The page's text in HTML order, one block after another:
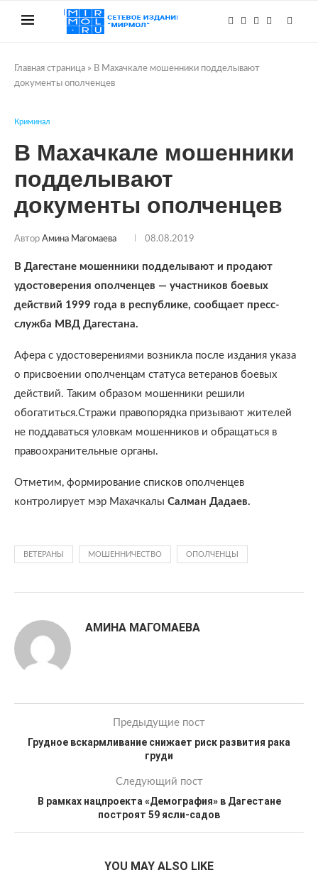
Главная страница » В Махачкале мошенники подделывают
документы ополченцев
Криминал
В Махачкале мошенники
подделывают
документы ополченцев
Автор Амина Магомаева 08.08.2019
В Дагестане мошенники подделывают и продают
удостоверения ополченцев — участников боевых
действий 1999 года в республике, сообщает пресс-
служба МВД Дагестана.
Афера с удостоверениями возникла после издания указа
о присвоении ополченцам статуса ветеранов боевых
действий. Таким образом мошенники решили
обогатиться.Стражи правопорядка призывают жителей
не поддаваться уловкам мошенников и обращаться в
правоохранительные органы.
Отметим, формирование списков ополченцев
контролирует мэр Махачкалы Салман Дадаев.
ВЕТЕРАНЫ МОШЕННИЧЕСТВО ОПОЛЧЕНЦЫ
АМИНА МАГОМАЕВА
Предыдущие пост
Грудное вскармливание снижает риск развития рака
груди
Следующий пост
В рамках нацпроекта «Демография» в Дагестане
построят 59 ясли-садов
YOU MAY ALSO LIKE